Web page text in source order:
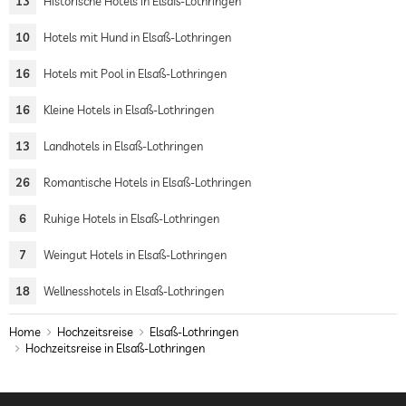
10 Hotels mit Hund in Elsaß-Lothringen
16 Hotels mit Pool in Elsaß-Lothringen
16 Kleine Hotels in Elsaß-Lothringen
13 Landhotels in Elsaß-Lothringen
26 Romantische Hotels in Elsaß-Lothringen
6 Ruhige Hotels in Elsaß-Lothringen
7 Weingut Hotels in Elsaß-Lothringen
18 Wellnesshotels in Elsaß-Lothringen
Home Hochzeitsreise
Elsaß-Lothringen
Hochzeitsreise in Elsaß-Lothringen